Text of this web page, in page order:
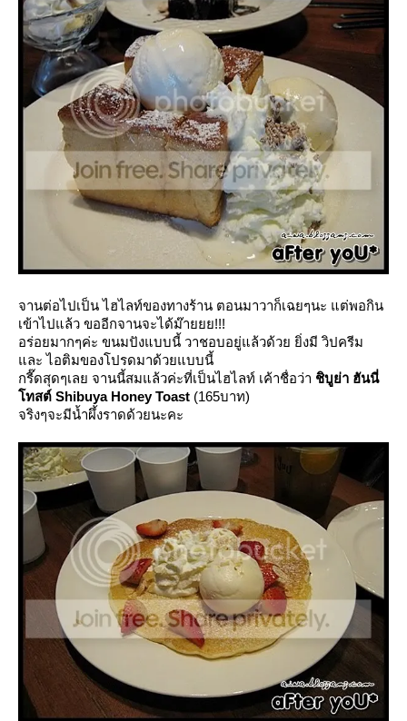
จานต่อไปเป็น ไฮไลท์ของทางร้าน ตอนมาวาก็เฉยๆนะ แต่พอกิน
เข้าไปแล้ว ขออีกจานจะได้ม๊ายยย!!!
อร่อยมากๆค่ะ ขนมปังแบบนี้ วาชอบอยู่แล้วด้วย ยิ่งมี วิปครีม
ละ ไอติมของโปรดมาด้วยแบบนี้
กรี๊ดสุดๆเลย จานนี้สมแล้วค่ะที่เป็นไฮไลท์ เค้าชื่อว่า ชิบูย่า ฮันนี่
ทสต์ Shibuya Honey Toast (165บาท)
จริงๆจะมีน้ำผึ้งราดด้วยนะคะ